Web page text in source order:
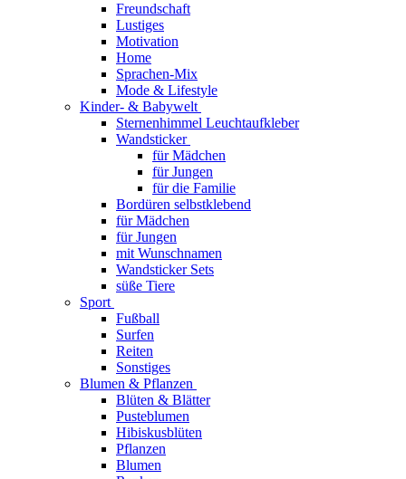
Freundschaft
Lustiges
Motivation
Home
Sprachen-Mix
Mode & Lifestyle
Kinder- & Babywelt
Sternenhimmel Leuchtaufkleber
Wandsticker
für Mädchen
für Jungen
für die Familie
Bordüren selbstklebend
für Mädchen
für Jungen
mit Wunschnamen
Wandsticker Sets
süße Tiere
Sport
Fußball
Surfen
Reiten
Sonstiges
Blumen & Pflanzen
Blüten & Blätter
Pusteblumen
Hibiskusblüten
Pflanzen
Blumen